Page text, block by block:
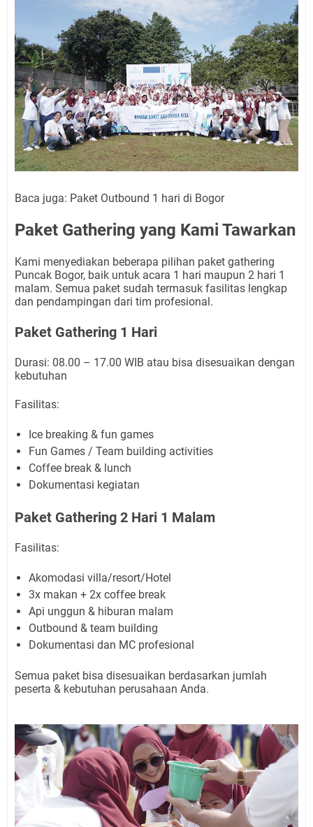
Baca juga: Paket Outbound 1 hari di Bogor
Paket Gathering yang Kami Tawarkan
Kami menyediakan beberapa pilihan paket gathering
Puncak Bogor, baik untuk acara 1 hari maupun 2 hari 1
malam. Semua paket sudah termasuk fasilitas lengkap
dan pendampingan dari tim profesional.
Paket Gathering 1 Hari
Durasi: 08.00 – 17.00 WIB atau bisa disesuaikan dengan
kebutuhan
Fasilitas:
Ice breaking & fun games
Fun Games / Team building activities
Coffee break & lunch
Dokumentasi kegiatan
Paket Gathering 2 Hari 1 Malam
Fasilitas:
Akomodasi villa/resort/Hotel
3x makan + 2x coffee break
Api unggun & hiburan malam
Outbound & team building
Dokumentasi dan MC profesional
Semua paket bisa disesuaikan berdasarkan jumlah
peserta & kebutuhan perusahaan Anda.